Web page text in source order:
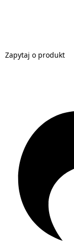
Zapytaj o produkt